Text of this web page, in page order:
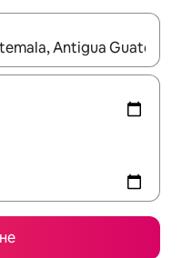
използвайте